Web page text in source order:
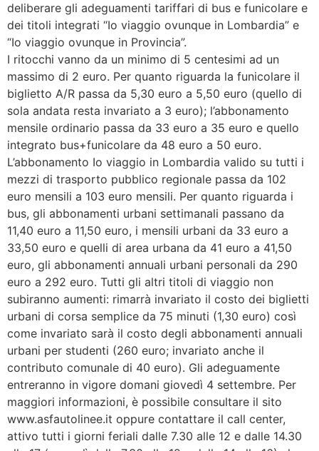
deliberare gli adeguamenti tariffari di bus e funicolare e
dei titoli integrati “Io viaggio ovunque in Lombardia” e
“Io viaggio ovunque in Provincia”.
I ritocchi vanno da un minimo di 5 centesimi ad un
massimo di 2 euro. Per quanto riguarda la funicolare il
biglietto A/R passa da 5,30 euro a 5,50 euro (quello di
sola andata resta invariato a 3 euro); l’abbonamento
mensile ordinario passa da 33 euro a 35 euro e quello
integrato bus+funicolare da 48 euro a 50 euro.
L’abbonamento Io viaggio in Lombardia valido su tutti i
mezzi di trasporto pubblico regionale passa da 102
euro mensili a 103 euro mensili. Per quanto riguarda i
bus, gli abbonamenti urbani settimanali passano da
11,40 euro a 11,50 euro, i mensili urbani da 33 euro a
33,50 euro e quelli di area urbana da 41 euro a 41,50
euro, gli abbonamenti annuali urbani personali da 290
euro a 292 euro. Tutti gli altri titoli di viaggio non
subiranno aumenti: rimarrà invariato il costo dei biglietti
urbani di corsa semplice da 75 minuti (1,30 euro) così
come invariato sarà il costo degli abbonamenti annuali
urbani per studenti (260 euro; invariato anche il
contributo comunale di 40 euro). Gli adeguamente
entreranno in vigore domani giovedì 4 settembre. Per
maggiori informazioni, è possibile consultare il sito
www.asfautolinee.it oppure contattare il call center,
attivo tutti i giorni feriali dalle 7.30 alle 12 e dalle 14.30